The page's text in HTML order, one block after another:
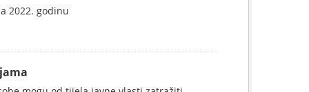
2022. godinu